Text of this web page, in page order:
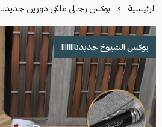
الرئيسية بوكس رجالي ملكي دورين جديدنا
بوكس الشيوخ جديدناااااااا